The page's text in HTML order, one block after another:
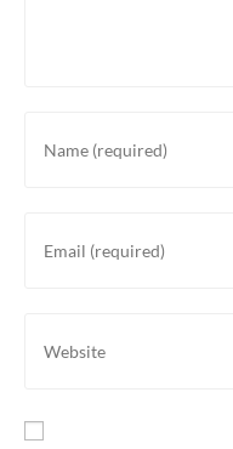
your
username
your
your
URL